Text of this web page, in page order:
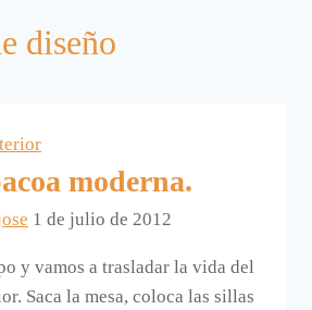
diseño
moderna.
1 de julio de 2012
y vamos a trasladar la vida del
Saca la mesa, coloca las sillas